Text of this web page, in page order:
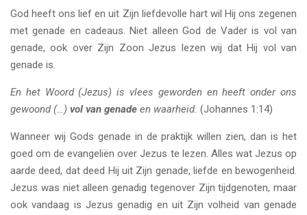
God heeft ons lief en uit Zijn liefdevolle hart wil Hij ons zegenen
met genade en cadeaus. Niet alleen God de Vader is vol van
genade, ook over Zijn Zoon Jezus lezen wij dat Hij vol van
genade is.
En het Woord (Jezus) is vlees geworden en heeft onder ons
gewoond (…) vol van genade en waarheid. (Johannes 1:14)
Wanneer wij Gods genade in de praktijk willen zien, dan is het
goed om de evangeliën over Jezus te lezen. Alles wat Jezus op
aarde deed, dat deed Hij uit Zijn genade, liefde en bewogenheid.
Jezus was niet alleen genadig tegenover Zijn tijdgenoten, maar
ook vandaag is Jezus genadig en uit Zijn volheid van genade